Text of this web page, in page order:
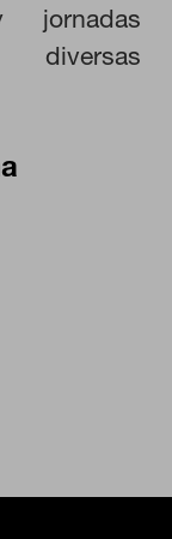
jornadas
diversas
"Configuración
nuestra